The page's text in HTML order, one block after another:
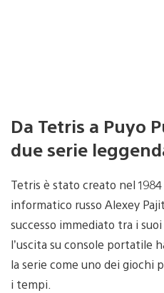
Da Tetris a Puyo
due serie
Tetris è stato creato nel
informatico russo Alexey
successo immediato tra i
l’uscita su console portatile
la serie come uno dei giochi
i tempi.